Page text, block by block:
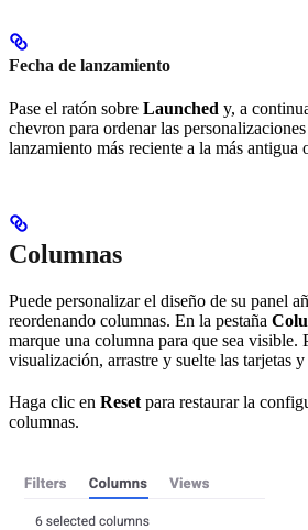
Fecha de lanzamiento
Pase el ratón sobre Launched y, a
chevron para ordenar las
lanzamiento más reciente a la más antigua
Columnas
Puede personalizar el diseño de su panel
reordenando columnas. En la pestaña
marque una columna para que sea visible.
visualización, arrastre y suelte las tarjetas
Haga clic en Reset para restaurar la
columnas.